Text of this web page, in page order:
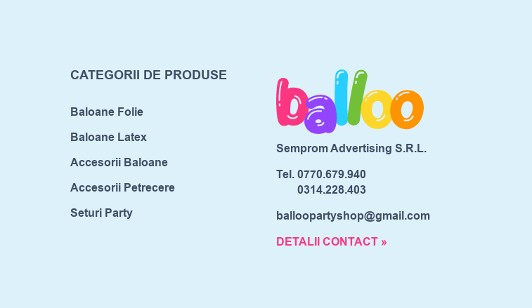
CATEGORII DE PRODUSE
Baloane Folie
Baloane Latex
Accesorii Baloane
Accesorii Petrecere
Seturi Party
Semprom Advertising S.R.L.
Tel.0770.679.940
0314.228.403
balloopartyshop@gmail.com
DETALII CONTACT »